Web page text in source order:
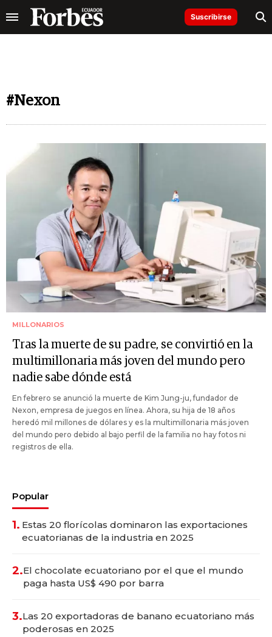
Suscribirse
#Nexon
MILLONARIOS
Tras la muerte de su padre, se convirtió en la
multimillonaria más joven del mundo pero
nadie sabe dónde está
En febrero se anunció la muerte de Kim Jung-ju, fundador de
Nexon, empresa de juegos en línea. Ahora, su hija de 18 años
heredó mil millones de dólares y es la multimillonaria más joven
del mundo pero debido al bajo perfil de la familia no hay fotos ni
registros de ella.
Popular
1. Estas 20 florícolas dominaron las exportaciones
ecuatorianas de la industria en 2025
2.El chocolate ecuatoriano por el que el mundo
paga hasta US$ 490 por barra
3.Las 20 exportadoras de banano ecuatoriano más
poderosas en 2025